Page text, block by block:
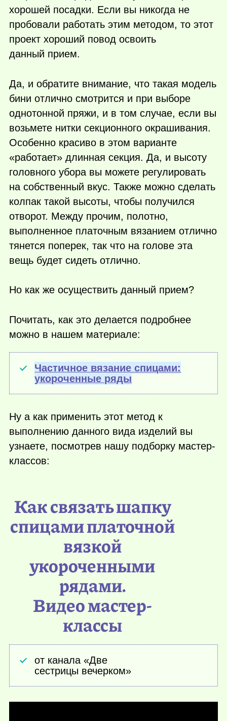
хорошей посадки. Если вы никогда не
пробовали работать этим методом, то этот
проект хороший повод освоить
данный прием.
Да, и обратите внимание, что такая модель
бини отлично смотрится и при выборе
однотонной пряжи, и в том случае, если вы
возьмете нитки секционного окрашивания.
Особенно красиво в этом варианте
«работает» длинная секция. Да, и высоту
головного убора вы можете регулировать
на собственный вкус. Также можно сделать
колпак такой высоты, чтобы получился
отворот. Между прочим, полотно,
выполненное платочным вязанием отлично
тянется поперек, так что на голове эта
вещь будет сидеть отлично.
Но как же осуществить данный прием?
Почитать, как это делается подробнее
можно в нашем материале:
Частичное вязание спицами:
укороченные ряды
Ну а как применить этот метод к
выполнению данного вида изделий вы
узнаете, посмотрев нашу подборку мастер-
классов:
Как связать шапку
спицами платочной
вязкой
укороченными
рядами.
Видео мастер-
классы
от канала «Две
сестрицы вечерком»